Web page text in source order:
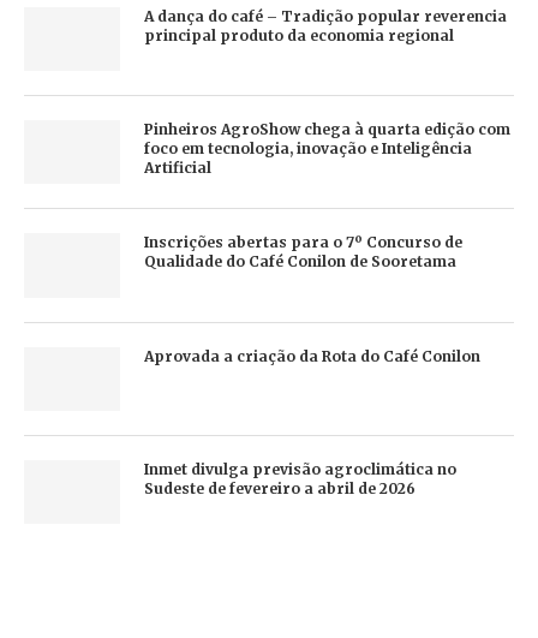
A dança do café – Tradição popular reverencia
principal produto da economia regional
Pinheiros AgroShow chega à quarta edição com
foco em tecnologia, inovação e Inteligência
Artificial
Inscrições abertas para o 7º Concurso de
Qualidade do Café Conilon de Sooretama
Aprovada a criação da Rota do Café Conilon
Inmet divulga previsão agroclimática no
Sudeste de fevereiro a abril de 2026